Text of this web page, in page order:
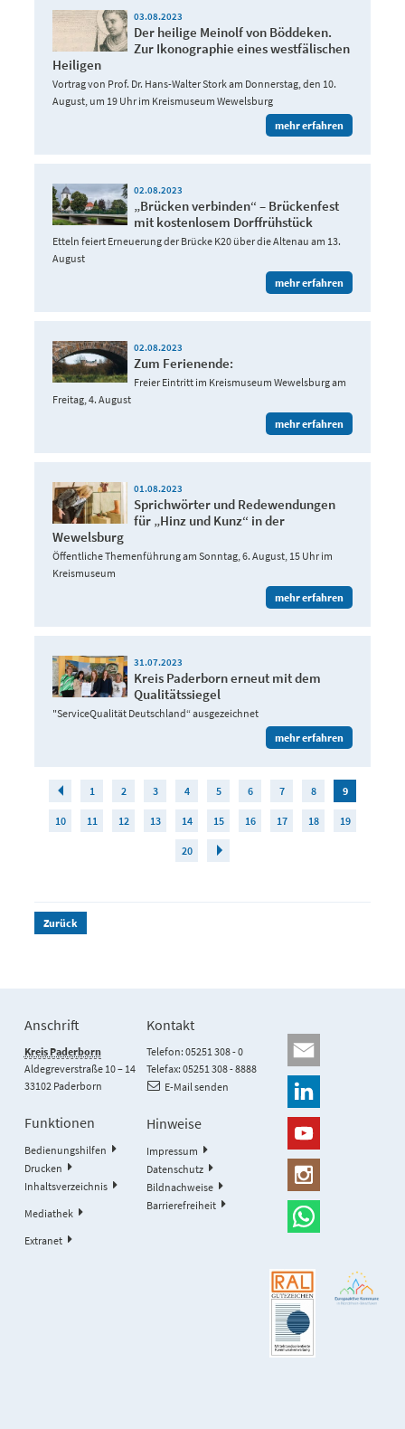
03.08.2023
Der heilige Meinolf von Böddeken.
Zur Ikonographie eines westfälischen
Heiligen
Vortrag von Prof. Dr. Hans-Walter Stork am Donnerstag, den 10.
August, um 19 Uhr im Kreismuseum Wewelsburg
mehr erfahren
02.08.2023
„Brücken verbinden“ – Brückenfest
mit kostenlosem Dorffrühstück
Etteln feiert Erneuerung der Brücke K20 über die Altenau am 13.
August
mehr erfahren
02.08.2023
Zum Ferienende:
Freier Eintritt im Kreismuseum Wewelsburg am
Freitag, 4. August
mehr erfahren
01.08.2023
Sprichwörter und Redewendungen
für „Hinz und Kunz“ in der
Wewelsburg
Öffentliche Themenführung am Sonntag, 6. August, 15 Uhr im
Kreismuseum
mehr erfahren
31.07.2023
Kreis Paderborn erneut mit dem
Qualitätssiegel
"ServiceQualität Deutschland“ ausgezeichnet
mehr erfahren
1 2 3 4 5 6 7 8 9
10 11 12 13 14 15 16 17 18 19
20
Zurück
Anschrift
Kreis Paderborn
Aldegreverstraße 10 – 14
33102 Paderborn
Kontakt
Telefon: 05251 308 - 0
Telefax: 05251 308 - 8888
E-Mail senden
Funktionen
Bedienungshilfen
Drucken
Inhaltsverzeichnis
Mediathek
Extranet
Hinweise
Impressum
Datenschutz
Bildnachweise
Barrierefreiheit